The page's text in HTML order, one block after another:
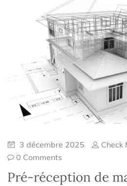
3 décembre 2025
Check
0 Comments
Pré-réception de